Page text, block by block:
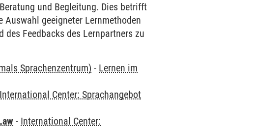
und Begleitung. Dies betrifft
geeigneter Lernmethoden
Feedbacks des Lernpartners zu
Sprachenzentrum) - Lernen im
International Center: Sprachangebot
- International Center: